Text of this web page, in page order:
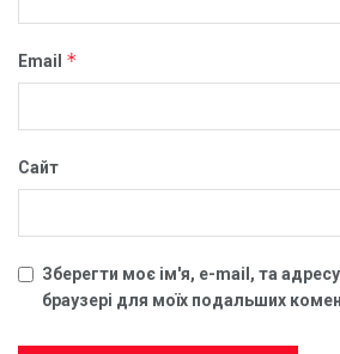
Email *
Сайт
Зберегти моє ім'я, e-mail, та
браузері для моїх подальших